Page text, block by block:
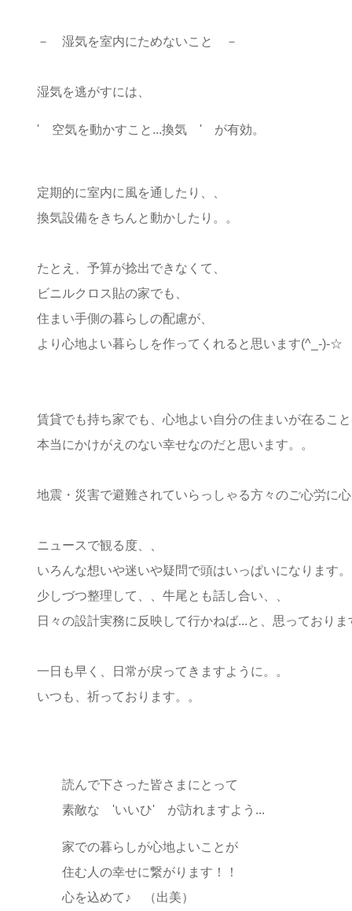
－ 湿気を室内にためないこと －
湿気を逃がすには、
' 空気を動かすこと...換気 ' が有効。
定期的に室内に風を通したり、、
換気設備をきちんと動かしたり。。
たとえ、予算が捻出できなくて、
ビニルクロス貼の家でも、
住まい手側の暮らしの配慮が、
より心地よい暮らしを作ってくれると思います(^_-)-☆
賃貸でも持ち家でも、心地よい自分の住まいが在るこ
本当にかけがえのない幸せなのだと思います。。
地震・災害で避難されていらっしゃる方々のご心労に
ニュースで観る度、、
いろんな想いや迷いや疑問で頭はいっぱいになります。
少しづつ整理して、、牛尾とも話し合い、、
日々の設計実務に反映して行かねば...と、思っておりま
一日も早く、日常が戻ってきますように。。
いつも、祈っております。。
読んで下さった皆さまにとって
素敵な 'いいひ' が訪れますよう...
家での暮らしが心地よいことが
住む人の幸せに繋がります！！
心を込めて♪ （出美）